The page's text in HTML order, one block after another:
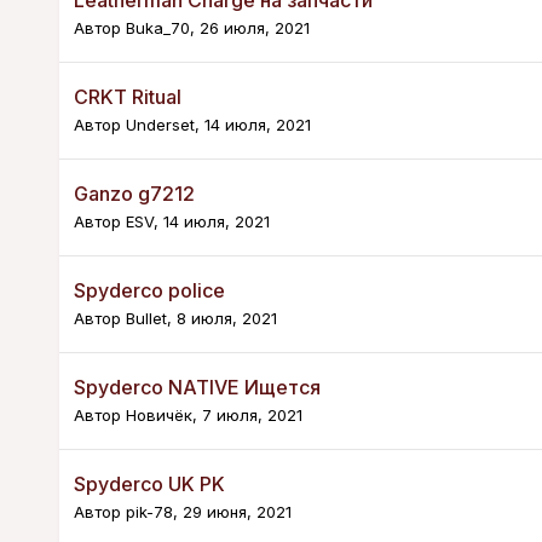
Автор Buka_70, 26 июля, 2021
CRKT Ritual
Автор Underset, 14 июля, 2021
Ganzo g7212
Автор ESV, 14 июля, 2021
Spyderco police
Автор Bullet, 8 июля, 2021
Spyderco NATIVE Ищется
Автор Новичёк, 7 июля, 2021
Spyderco UK PK
Автор pik-78, 29 июня, 2021